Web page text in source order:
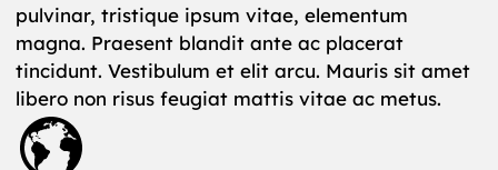
pulvinar, tristique ipsum vitae, elementum
magna. Praesent blandit ante ac placerat
tincidunt. Vestibulum et elit arcu. Mauris sit amet
libero non risus feugiat mattis vitae ac metus.